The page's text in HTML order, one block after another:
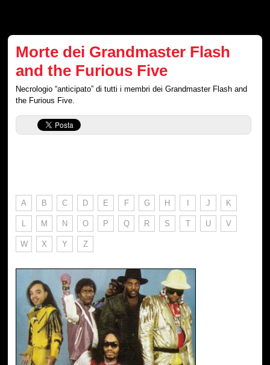
Morte dei Grandmaster Flash
and the Furious Five
Necrologio “anticipato” di tutti i membri dei Grandmaster Flash and
the Furious Five.
A B C D E F G H I J K
L M N O P Q R S T U V
W X Y Z